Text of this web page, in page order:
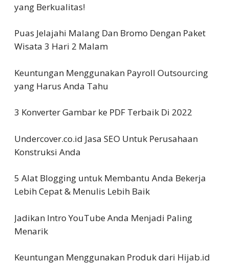
yang Berkualitas!
Puas Jelajahi Malang Dan Bromo Dengan Paket
Wisata 3 Hari 2 Malam
Keuntungan Menggunakan Payroll Outsourcing
yang Harus Anda Tahu
3 Konverter Gambar ke PDF Terbaik Di 2022
Undercover.co.id Jasa SEO Untuk Perusahaan
Konstruksi Anda
5 Alat Blogging untuk Membantu Anda Bekerja
Lebih Cepat & Menulis Lebih Baik
Jadikan Intro YouTube Anda Menjadi Paling
Menarik
Keuntungan Menggunakan Produk dari Hijab.id